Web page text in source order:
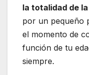
la totalidad de
por un pequeño
el momento de
función de tu
siempre.